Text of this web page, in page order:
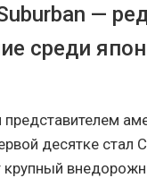
—
среди
десятке стал
крупный